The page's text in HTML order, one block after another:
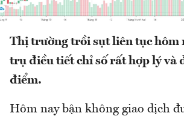
Thị trường trồi sụt liên tục hôm
trụ điều tiết chỉ số rất hợp lý và
điểm.
Hôm nay bận không giao dịch